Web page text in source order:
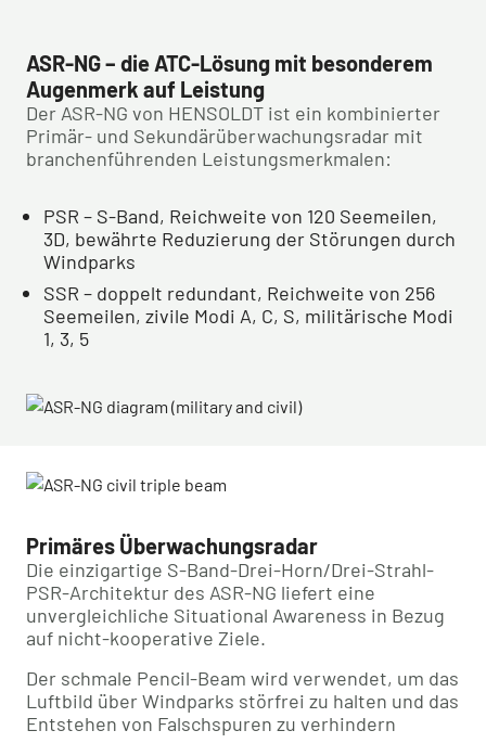
ASR-NG – die ATC-Lösung mit besonderem
Augenmerk auf Leistung
Der ASR-NG von HENSOLDT ist ein kombinierter
Primär- und Sekundärüberwachungsradar mit
branchenführenden Leistungsmerkmalen:
PSR – S-Band, Reichweite von 120 Seemeilen,
3D, bewährte Reduzierung der Störungen durch
Windparks
SSR – doppelt redundant, Reichweite von 256
Seemeilen, zivile Modi A, C, S, militärische Modi
1, 3, 5
Primäres Überwachungsradar
Die einzigartige S-Band-Drei-Horn/Drei-Strahl-
PSR-Architektur des ASR-NG liefert eine
unvergleichliche Situational Awareness in Bezug
auf nicht-kooperative Ziele.
Der schmale Pencil-Beam wird verwendet, um das
Luftbild über Windparks störfrei zu halten und das
Entstehen von Falschspuren zu verhindern